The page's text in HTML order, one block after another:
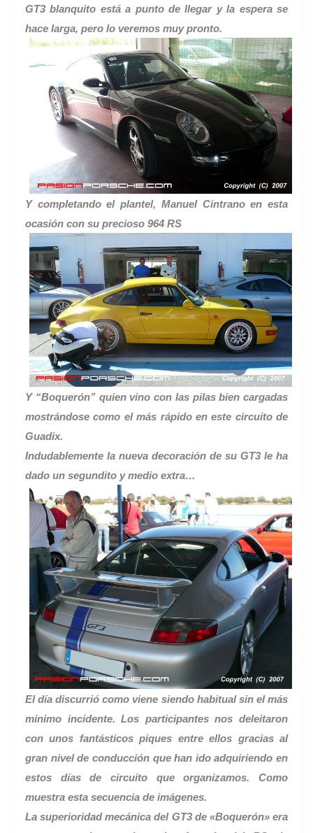
GT3 blanquito está a punto de llegar y la espera se
hace larga, pero lo veremos muy pronto.
Y completando el plantel, Manuel Cintrano en esta
ocasión con su precioso 964 RS
Y “Boquerón” quien vino con las pilas bien cargadas
mostrándose como el más rápido en este circuito de
Guadix.
Indudablemente la nueva decoración de su GT3 le ha
dado un segundito y medio extra…
El día discurrió como viene siendo habitual sin el más
mínimo incidente. Los participantes nos deleitaron
con unos fantásticos piques entre ellos gracias al
gran nivel de conducción que han ido adquiriendo en
estos días de circuito que organizamos. Como
muestra esta secuencia de imágenes.
La superioridad mecánica del GT3 de «Boquerón» era